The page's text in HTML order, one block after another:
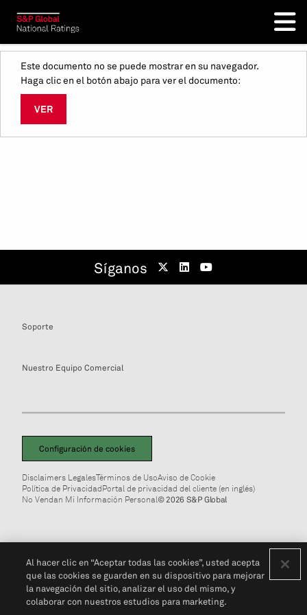
Este documento no se puede mostrar en su navegador.
Haga clic en el botón abajo para ver el documento:
VER
Síganos
Soporte
Nuestro Equipo Comercial
Configuración de cookies
Disclaimers LegalesTérminos de UsoAviso de Cookie
Política de PrivacidadPortal de privacidad del cliente (en inglés)
No Vendan Mi Información Personal© 2026 S&P Global
Al hacer clic en “Aceptar todas las cookies”, usted acepta
que las cookies se guarden en su dispositivo para mejorar
la navegación del sitio, analizar el uso del mismo, y
colaborar con nuestros estudios para marketing.